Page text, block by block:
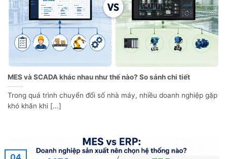
MES và SCADA khác nhau như thế nào? So sánh chi tiết
Trong quá trình chuyển đổi số nhà máy, nhiều doanh nghiệp gặp
khó khăn khi [...]
04